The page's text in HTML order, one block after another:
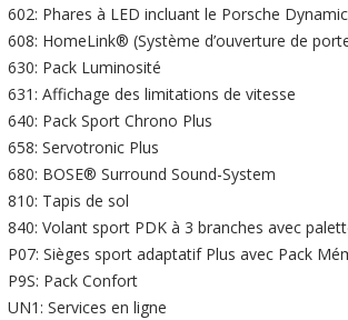
602: Phares à LED incluant le Porsche
608: HomeLink® (Système d’ouverture de
630: Pack Luminosité
631: Affichage des limitations de vitesse
640: Pack Sport Chrono Plus
658: Servotronic Plus
680: BOSE® Surround Sound-System
810: Tapis de sol
840: Volant sport PDK à 3 branches avec
P07: Sièges sport adaptatif Plus avec Pack
P9S: Pack Confort
UN1: Services en ligne